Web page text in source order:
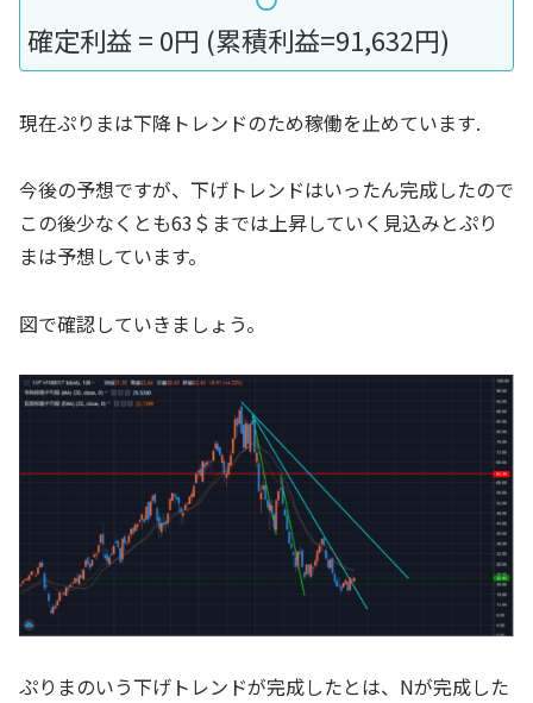
確定利益 = 0円 (累積利益=91,632円)
現在ぷりまは下降トレンドのため稼働を止めています.
今後の予想ですが、下げトレンドはいったん完成したので
この後少なくとも63＄までは上昇していく見込みとぷり
まは予想しています。
図で確認していきましょう。
ぷりまのいう下げトレンドが完成したとは、Nが完成した